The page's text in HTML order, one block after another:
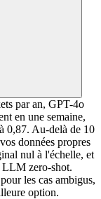
par an, GPT-4o
en une semaine,
0,87. Au-delà de 10
données propres
nul à l'échelle, et
LLM zero-shot.
les cas ambigus,
option.